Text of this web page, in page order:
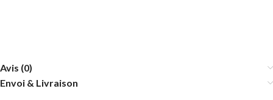
Avis (0)
Envoi & Livraison